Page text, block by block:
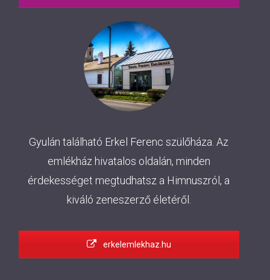
Gyulán található Erkel Ferenc szülőháza. Az
emlékház hivatalos oldalán, minden
érdekességet megtudhatsz a Himnuszról, a
kiváló zeneszerző életéről.
erkelemlekhaz.hu